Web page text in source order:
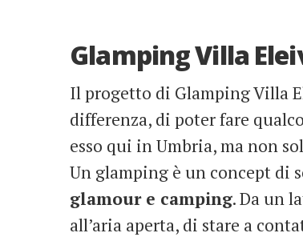
Glamping Villa
Il progetto di Glamping Villa
differenza, di poter fare
esso qui in Umbria, ma non
Un glamping è un concept di
glamour e camping. Da un
all’aria aperta, di stare a